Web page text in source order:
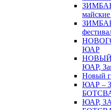
ЮАР
ЮАР,
Новый
ЮАР –
ЮАР,